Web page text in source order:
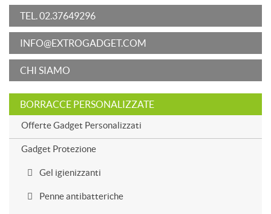
TEL. 02.37649296
INFO@EXTROGADGET.COM
CHI SIAMO
BORRACCE PERSONALIZZATE
Offerte Gadget Personalizzati
Gadget Protezione
Gel igienizzanti
Penne antibatteriche